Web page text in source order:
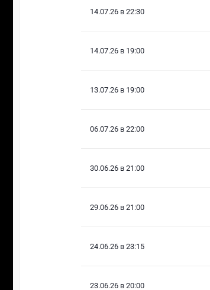
14.07.26 в 22:30
14.07.26 в 19:00
13.07.26 в 19:00
06.07.26 в 22:00
30.06.26 в 21:00
29.06.26 в 21:00
24.06.26 в 23:15
23.06.26 в 20:00